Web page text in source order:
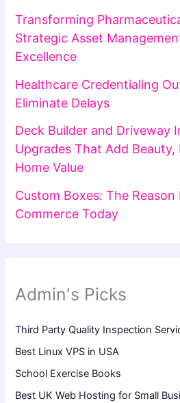
Transforming
Strategic Asset
Excellence
Healthcare Credentialing
Eliminate Delays
Deck Builder and Driveway
Upgrades That Add Beauty,
Home Value
Custom Boxes: The
Commerce Today
Admin's Picks
Third Party Quality Inspection
Best Linux VPS in USA
School Exercise Books
Best UK Web Hosting for Small